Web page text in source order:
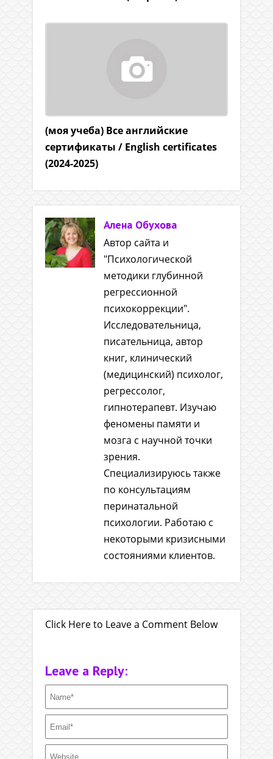
(моя учеба) Все английские
сертификаты / English certificates
(2024-2025)
Алена Обухова
Автор сайта и
"Психологической
методики глубинной
регрессионной
психокоррекции".
Исследовательница,
писательница, автор
книг, клинический
(медицинский) психолог,
регрессолог,
гипнотерапевт. Изучаю
феномены памяти и
мозга с научной точки
зрения.
Специализируюсь также
по консультациям
перинатальной
психологии. Работаю с
некоторыми кризисными
состояниями клиентов.
Click Here to Leave a Comment Below
Leave a Reply: